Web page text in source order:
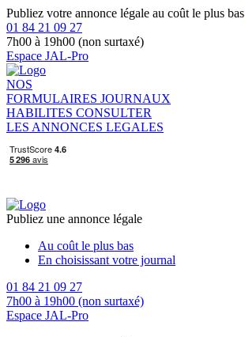
Publiez votre annonce légale au coût le plus bas
01 84 21 09 27
7h00 à 19h00 (non surtaxé)
Espace JAL-Pro
NOS
FORMULAIRES JOURNAUX
HABILITES CONSULTER
LES ANNONCES LEGALES
Publiez une annonce légale
Au coût le plus bas
En choisissant votre journal
01 84 21 09 27
7h00 à 19h00 (non surtaxé)
Espace JAL-Pro